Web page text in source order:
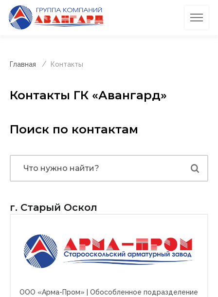
Главная Контакты
Контакты ГК «Авангард»
Поиск по контактам
Что нужно найти?
г. Старый Оскол
ООО «Арма-Пром» | Обособленное подразделение